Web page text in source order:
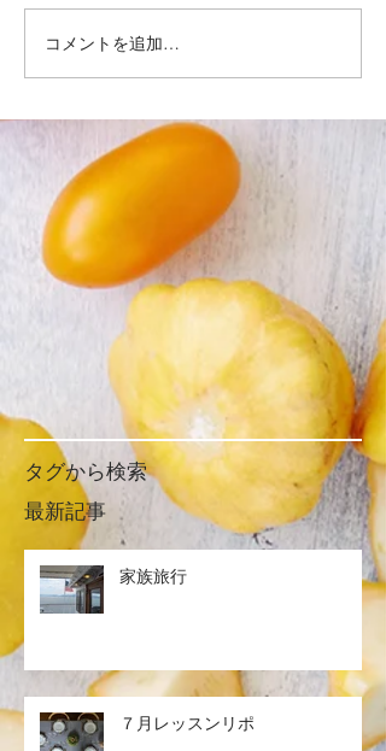
コメントを追加…
タグから検索
最新記事
家族旅行
７月レッスンリポ